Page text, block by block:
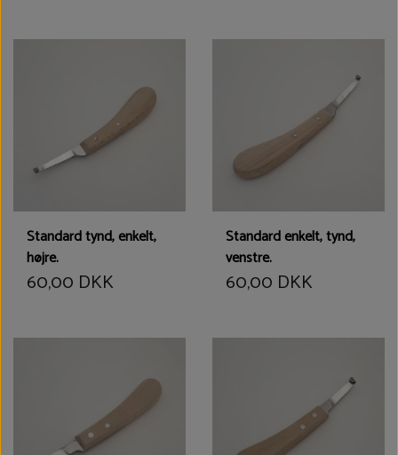
Standard tynd, enkelt,
højre.
60,00 DKK
Standard enkelt, tynd,
venstre.
60,00 DKK